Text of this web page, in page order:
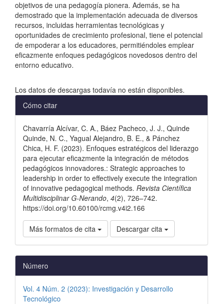
objetivos de una pedagogía pionera. Además, se ha
demostrado que la implementación adecuada de diversos
recursos, incluidas herramientas tecnológicas y
oportunidades de crecimiento profesional, tiene el potencial
de empoderar a los educadores, permitiéndoles emplear
eficazmente enfoques pedagógicos novedosos dentro del
entorno educativo.
Los datos de descargas todavía no están disponibles.
Detalles
del
artículo
Cómo citar
Chavarría Alcívar, C. A., Báez Pacheco, J. J., Quinde
Quinde, N. C., Yagual Alejandro, B. E., & Pánchez
Chica, H. F. (2023). Enfoques estratégicos del liderazgo
para ejecutar eficazmente la integración de métodos
pedagógicos innovadores.: Strategic approaches to
leadership in order to effectively execute the integration
of innovative pedagogical methods. Revista Científica
Multidisciplinar G-Nerando, 4(2), 726–742.
https://doi.org/10.60100/rcmg.v4i2.166
Más formatos de cita Descargar cita
Número
Vol. 4 Núm. 2 (2023): Investigación y Desarrollo
Tecnológico